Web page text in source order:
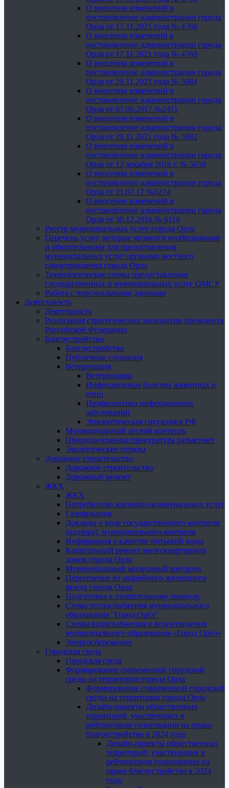
О внесении изменений в
постановление администрации города
Орла от 17.11.2021 года № 4768
О внесении изменений в
постановление администрации города
Орла от 17.11.2021 года № 4769
О внесении изменений в
постановление администрации города
Орла от 29.11.2021 года № 5084
О внесении изменений в
постановление администрации города
Орла от 07.06.2017 №2411
О внесении изменений в
постановление администрации города
Орла от 29.11.2021 года № 5082
О внесении изменений в
постановление администрации города
Орла от 12 декабря 2016 г. № 5658
О внесении изменений в
постановление администрации города
Орла от 21.07.17 №3274
О внесении изменений в
постановление администрации города
Орла от 30.12.2016 № 6116
Реестр муниципальных услуг города Орла
Перечень услуг, которые являются необходимыми
и обязательными для предоставления
муниципальных услуг органами местного
самоуправления города Орла
Технологические схемы предоставления
государственных и муниципальных услуг ОМСУ
Работа с персональными данными
Деятельность
Деятельность
Реализация стратегических инициатив президента
Российской Федерации
Благоустройство
Благоустройство
Публичные слушания
Ветеринария
Ветеринария
Инфекционные болезни животных и
птиц
Профилактика инфекционных
заболеваний
Эпизоотическая ситуация в РФ
Муниципальный лесной контроль
Природоохранная прокуратура разъясняет
Экологические отряды
Дорожное строительство
Дорожное строительство
Дорожный ремонт
ЖКХ
ЖКХ
Потребителю жилищно-коммунальных услуг
Газификация
Доклады о виде государственного контроля
(надзора), муниципального контроля
Информация о качестве питьевой воды
Капитальный ремонт многоквартирных
домов города Орла
Муниципальный жилищный контроль
Переселение из аварийного жилищного
фонда города Орла
Подготовка к отопительному периоду
Схема теплоснабжения муниципального
образования "Город Орёл"
Схемы водоснабжения и водоотведения
муниципального образования «Город Орёл»
Энергосбережение
Городская среда
Городская среда
Формирование современной городской
среды на территории города Орла
Формирование современной городской
среды на территории города Орла
Дизайн-проекты общественных
территорий, участвующих в
рейтинговом голосовании на право
благоустройства в 2024 году
Дизайн-проекты общественных
территорий, участвующих в
рейтинговом голосовании на
право благоустройства в 2024
году